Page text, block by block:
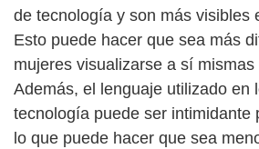
de tecnología y son más visibles
Esto puede hacer que sea más
mujeres visualizarse a sí
Además, el lenguaje utilizado en
tecnología puede ser intimidante
lo que puede hacer que sea